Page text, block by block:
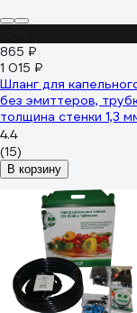
865 ₽
1 015 ₽
Шланг для
без эмиттеров,
толщина стенки 1,3
25 М MasterProf
ДС.060106.25
4.4
(15)
В корзину